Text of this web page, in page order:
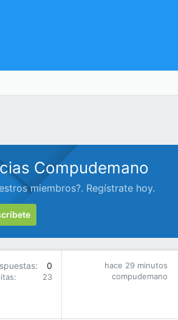
Compudemano
miembros?. Regístrate hoy.
0
23
hace 29 minutos
compudemano